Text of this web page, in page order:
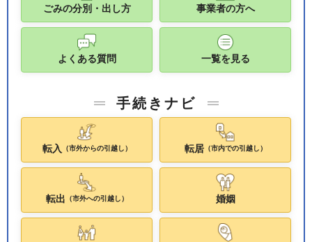
ごみの分別・出し方 事業者の方へ
よくある質問 一覧を見る
手続きナビ
転入 （市外からの引越し） 転居（市内での引越し）
転出 （市外への引越し） 婚姻